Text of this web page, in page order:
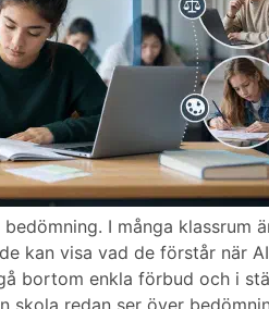
I många klassrum
kan visa vad de förstår när
bortom enkla förbud och i
skola redan ser över